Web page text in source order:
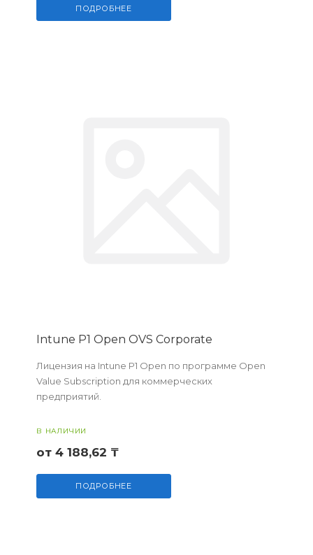
ПОДРОБНЕЕ
Intune P1 Open OVS Corporate
Лицензия на Intune P1 Open по программе Open
Value Subscription для коммерческих
предприятий.
В НАЛИЧИИ
от 4 188,62 ₸
ПОДРОБНЕЕ